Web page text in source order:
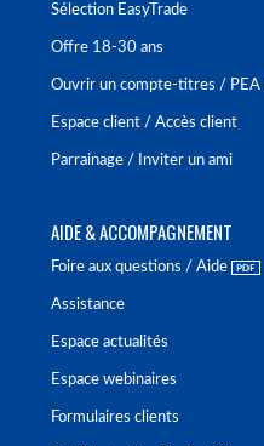
Sélection EasyTrade
Offre 18-30 ans
Ouvrir un compte-titres / PEA
Espace client / Accès client
Parrainage / Inviter un ami
AIDE & ACCOMPAGNEMENT
Foire aux questions / Aide
Assistance
Espace actualités
Espace webinaires
Formulaires clients